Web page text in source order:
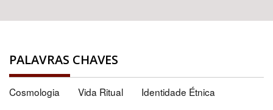
PALAVRAS CHAVES
Cosmologia Vida Ritual
Identidade Étnica